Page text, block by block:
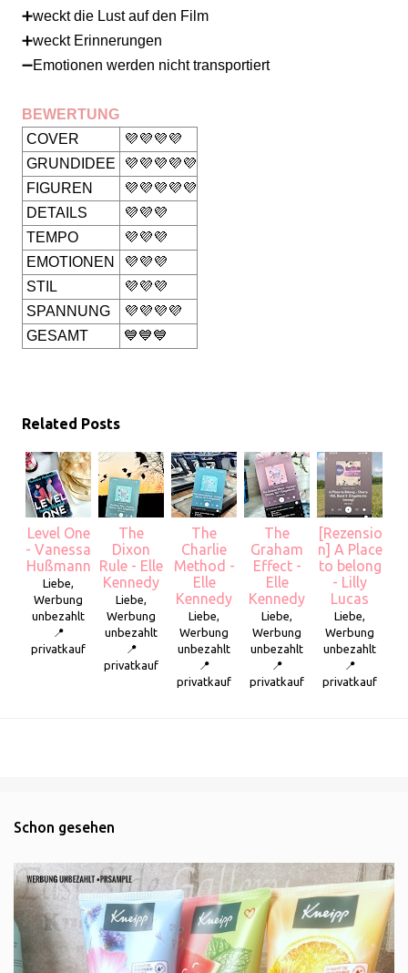
➕weckt die Lust auf den Film
➕weckt Erinnerungen
➖Emotionen werden nicht transportiert
BEWERTUNG
COVER
💜💜💜💜
GRUNDIDEE
💜💜💜💜💜
FIGUREN
💜💜💜💜💜
DETAILS
💜💜💜
TEMPO
💜💜💜
EMOTIONEN
💜💜💜
STIL
💜💜💜
SPANNUNG
💜💜💜💜
GESAMT
💙💙💙
Related Posts
Level One
- Vanessa
Hußmann
Liebe,
Werbung
unbezahlt
📍
privatkauf
The
Dixon
Rule - Elle
Kennedy
Liebe,
Werbung
unbezahlt
📍
privatkauf
The
Charlie
Method -
Elle
Kennedy
Liebe,
Werbung
unbezahlt
📍
privatkauf
The
Graham
Effect -
Elle
Kennedy
Liebe,
Werbung
unbezahlt
📍
privatkauf
[Rezensio
n] A Place
to belong
- Lilly
Lucas
Liebe,
Werbung
unbezahlt
📍
privatkauf
Schon gesehen